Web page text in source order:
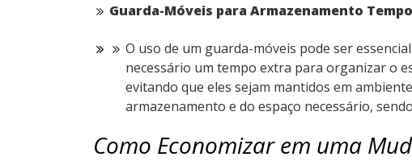
Guarda-Móveis para Armazenamento
O uso de um guarda-móveis pode ser
necessário um tempo extra para organizar o
evitando que eles sejam mantidos em
armazenamento e do espaço necessário,
Como Economizar em uma